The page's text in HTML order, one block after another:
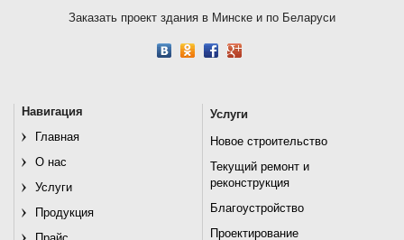
Заказать проект здания в Минске и по Беларуси
Навигация
Главная
О нас
Услуги
Продукция
Прайс
Услуги
Новое строительство
Текущий ремонт и
реконструкция
Благоустройство
Проектирование